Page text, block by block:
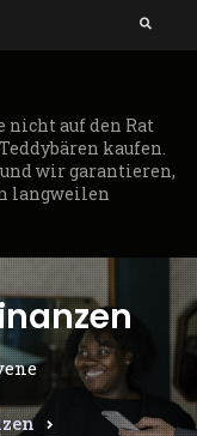
Search
nicht auf den Rat
kaufen.
wir garantieren,
langweilen